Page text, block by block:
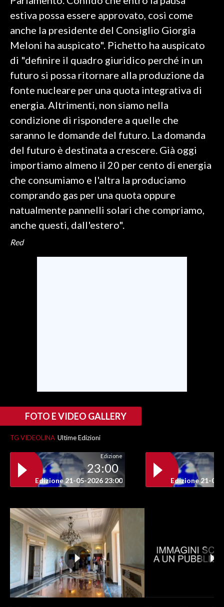
SARDEGNA TURISMO
SARDI NEL MONDO
NOTIZIE
EVENTI
3 MINUTI CON
INSULARITÀ
INFO AZIENDE
ANNUNCI
PUBBLICITÀ
SPIAGGE
estiva possa essere approvato, così come
anche la presidente del Consiglio Giorgia
Meloni ha auspicato". Pichetto ha auspicato
di "definire il quadro giuridico perché in un
futuro si possa ritornare alla produzione da
fonte nucleare per una quota integrativa di
energia. Altrimenti, non siamo nella
condizione di rispondere a quelle che
saranno le domande del futuro. La domanda
del futuro è destinata a crescere. Già oggi
importiamo almeno il 20 per cento di energia
che consumiamo e l'altra la produciamo
comprando gas per una quota oppure
natualmente pannelli solari che compriamo,
anche questi, dall'estero".
Red
FOTO E VIDEO GALLERY
TG VIDEOLINA Ultime Edizioni
Edizione
23:00
Edizione 21-05-2026 23:00 Edizione 21-05-